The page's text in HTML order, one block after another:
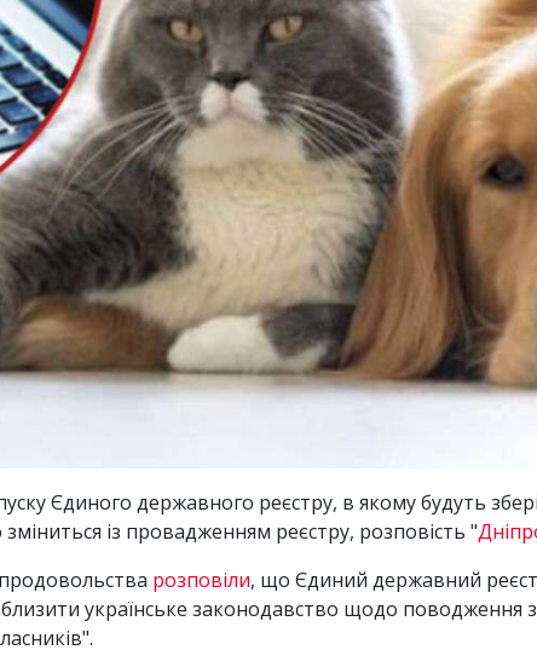
Єдиного державного реєстру, в якому будуть
із провадженням реєстру, розповість "
продовольства розповіли, що Єдиний державний
українське законодавство щодо поводження